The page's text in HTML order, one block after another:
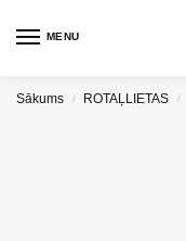
MENU
Sākums / ROTAĻLIETAS /